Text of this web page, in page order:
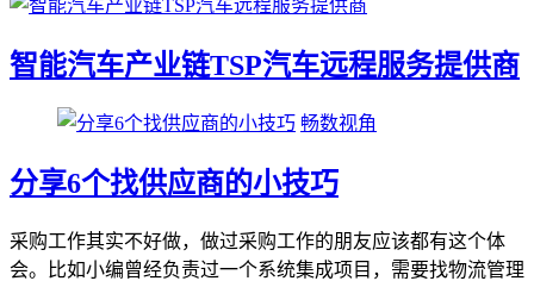
智能汽车产业链TSP汽车远程服务提供商
畅数视角
分享6个找供应商的小技巧
采购工作其实不好做，做过采购工作的朋友应该都有这个体
会。比如小编曾经负责过一个系统集成项目，需要找物流管理